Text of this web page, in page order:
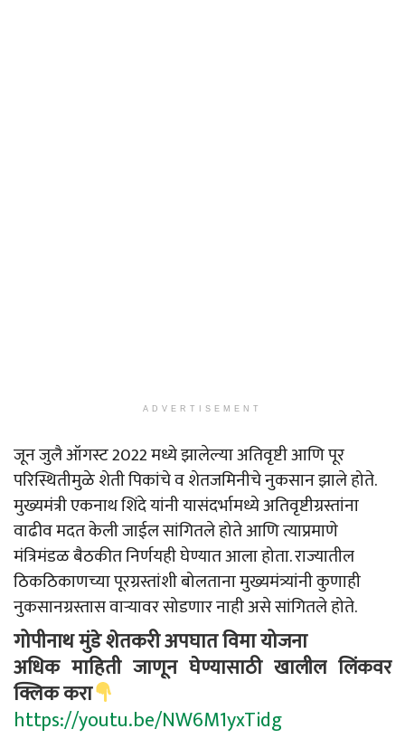
ADVERTISEMENT
जून जुलै ऑगस्ट 2022 मध्ये झालेल्या अतिवृष्टी आणि पूर
परिस्थितीमुळे शेती पिकांचे व शेतजमिनीचे नुकसान झाले होते.
मुख्यमंत्री एकनाथ शिंदे यांनी यासंदर्भामध्ये अतिवृष्टीग्रस्तांना
वाढीव मदत केली जाईल सांगितले होते आणि त्याप्रमाणे
मंत्रिमंडळ बैठकीत निर्णयही घेण्यात आला होता. राज्यातील
ठिकठिकाणच्या पूरग्रस्तांशी बोलताना मुख्यमंत्र्यांनी कुणाही
नुकसानग्रस्तास वाऱ्यावर सोडणार नाही असे सांगितले होते.
गोपीनाथ मुंडे शेतकरी अपघात विमा योजना
अधिक माहिती जाणून घेण्यासाठी खालील लिंकवर
क्लिक करा
https://youtu.be/NW6M1yxTidg